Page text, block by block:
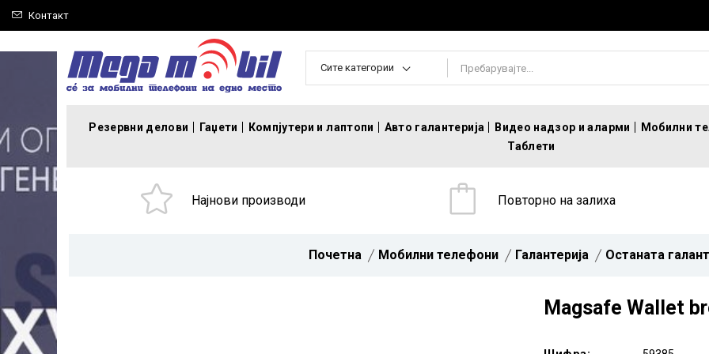
Контакт
Сите категории
Резервни делови Гаџети Компјутери и лаптопи Авто галантерија Видео надзор и аларми Мобилни
Таблети
Најнови производи Повторно на залиха
Почетна Мобилни телефони Галантерија Останата
Magsafe Wallet